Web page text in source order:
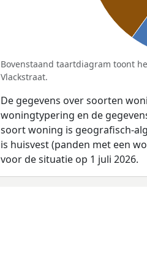
Bovenstaand taartdiagram toont
Vlackstraat.
De gegevens over soorten
woningtypering en de
soort woning is geografisch-
is huisvest (panden met een
voor de situatie op 1 juli 2026.